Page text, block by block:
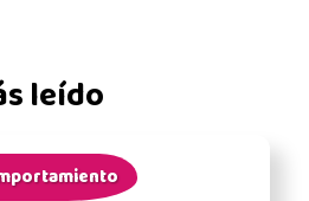
leído